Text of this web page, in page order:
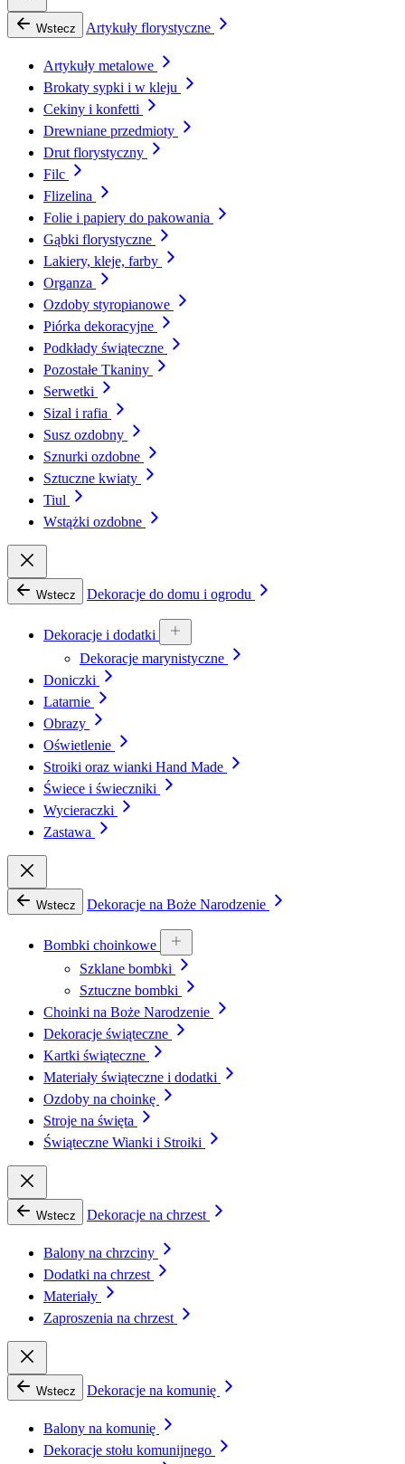
Wstecz Artykuły florystyczne
Artykuły metalowe
Brokaty sypki i w kleju
Cekiny i konfetti
Drewniane przedmioty
Drut florystyczny
Filc
Flizelina
Folie i papiery do pakowania
Gąbki florystyczne
Lakiery, kleje, farby
Organza
Ozdoby styropianowe
Piórka dekoracyjne
Podkłady świąteczne
Pozostałe Tkaniny
Serwetki
Sizal i rafia
Susz ozdobny
Sznurki ozdobne
Sztuczne kwiaty
Tiul
Wstążki ozdobne
Wstecz Dekoracje do domu i ogrodu
Dekoracje i dodatki
Dekoracje marynistyczne
Doniczki
Latarnie
Obrazy
Oświetlenie
Stroiki oraz wianki Hand Made
Świece i świeczniki
Wycieraczki
Zastawa
Wstecz Dekoracje na Boże Narodzenie
Bombki choinkowe
Szklane bombki
Sztuczne bombki
Choinki na Boże Narodzenie
Dekoracje świąteczne
Kartki świąteczne
Materiały świąteczne i dodatki
Ozdoby na choinkę
Stroje na święta
Świąteczne Wianki i Stroiki
Wstecz Dekoracje na chrzest
Balony na chrzciny
Dodatki na chrzest
Materiały
Zaproszenia na chrzest
Wstecz Dekoracje na komunię
Balony na komunię
Dekoracje stołu komunijnego